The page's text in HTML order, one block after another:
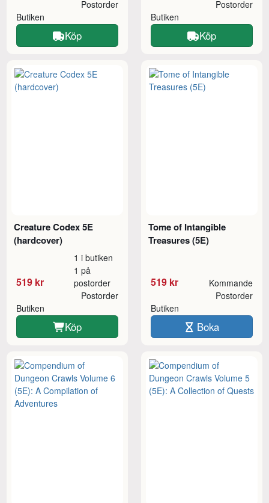
Butiken
Postorder
Köp
Butiken
Postorder
Köp
Creature Codex 5E
(hardcover)
519 kr
1 i butiken
1 på
postorder
Butiken
Postorder
Köp
Tome of Intangible
Treasures (5E)
519 kr Kommande
Butiken
Postorder
Boka